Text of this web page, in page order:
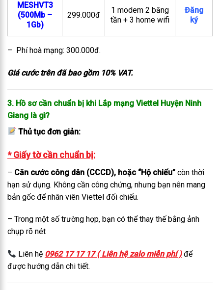
MESHVT3
(500Mb –
1Gb)
299.000đ
1 modem 2 băng
tần + 3 home wifi
Đăng
ký
– Phí hoà mạng: 300.000đ.
Giá cước trên đã bao gồm 10% VAT.
3. Hồ sơ cần chuẩn bị khi Lắp mạng Viettel Huyện Ninh
Giang là gì?
Thủ tục đơn giản:
* Giấy tờ cần chuẩn bị:
– Căn cước công dân (CCCD), hoặc “Hộ chiếu” còn thời
hạn sử dụng. Không cần công chứng, nhưng bạn nên mang
bản gốc để nhân viên Viettel đối chiếu.
– Trong một số trường hợp, bạn có thể thay thế bằng ảnh
chụp rõ nét
Liên hệ 0962 17 17 17 ( Liên hệ zalo miễn phí ) để
được hướng dẫn chi tiết.